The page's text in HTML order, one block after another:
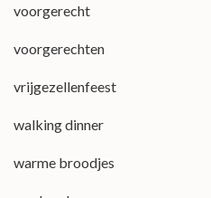
voorgerecht
voorgerechten
vrijgezellenfeest
walking dinner
warme broodjes